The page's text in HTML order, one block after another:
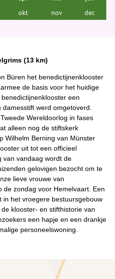
okt nov dec
(13 km)
Büren het benedictijnenklooster
de basis voor het huidige
een
werd omgetoverd.
Wereldoorlog in fases
alleen nog de stiftskerk
Wilhelm Berning van Münster
uit tot een officieel
van vandaag wordt de
gelovigen bezocht om te
lieve vrouwe van
de zondag voor Hemelvaart. Een
in het vroegere bestuursgebouw
klooster- en stifthistorie van
een hapje en een drankje
personeelswoning.